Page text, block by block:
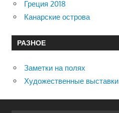
Греция 2018
Канарские острова
РАЗНОЕ
Заметки на полях
Художественные выставки